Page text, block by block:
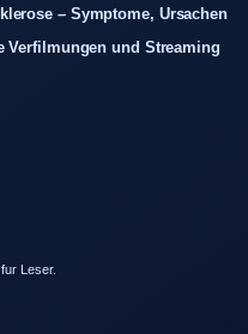
– Symptome, Ursachen
Verfilmungen und Streaming
Leser.